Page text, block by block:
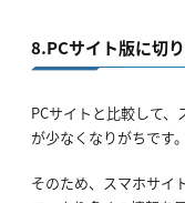
8.PCサイト版に切
PCサイトと比較して
が少なくなりがちです。
そのため、スマホサイ